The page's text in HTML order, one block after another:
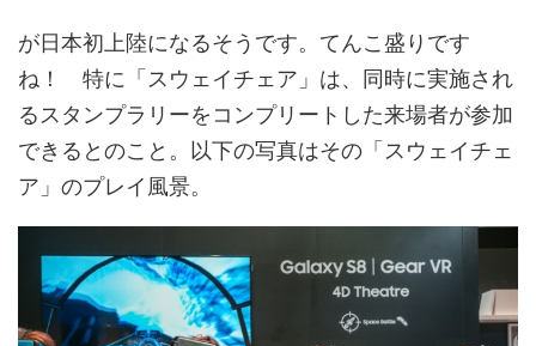
が日本初上陸になるそうです。てんこ盛りです
ね！ 特に「スウェイチェア」は、同時に実施され
るスタンプラリーをコンプリートした来場者が参加
できるとのこと。以下の写真はその「スウェイチェ
ア」のプレイ風景。